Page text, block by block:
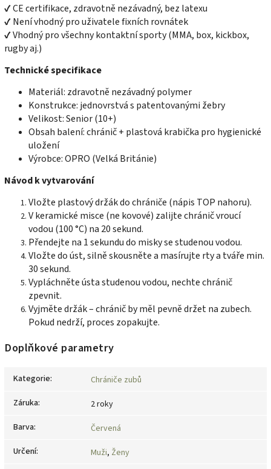
✔ CE certifikace, zdravotně nezávadný, bez latexu
✔ Není vhodný pro uživatele fixních rovnátek
✔ Vhodný pro všechny kontaktní sporty (MMA, box, kickbox,
rugby aj.)
Technické specifikace
Materiál: zdravotně nezávadný polymer
Konstrukce: jednovrstvá s patentovanými žebry
Velikost: Senior (10+)
Obsah balení: chránič + plastová krabička pro hygienické
uložení
Výrobce: OPRO (Velká Británie)
Návod k vytvarování
Vložte plastový držák do chrániče (nápis TOP nahoru).
V keramické misce (ne kovové) zalijte chránič vroucí
vodou (100 °C) na 20 sekund.
Přendejte na 1 sekundu do misky se studenou vodou.
Vložte do úst, silně skousněte a masírujte rty a tváře min.
30 sekund.
Vypláchněte ústa studenou vodou, nechte chránič
zpevnit.
Vyjměte držák – chránič by měl pevně držet na zubech.
Pokud nedrží, proces zopakujte.
Doplňkové parametry
Kategorie:
Chrániče zubů
Záruka:
2 roky
Barva:
Červená
Určení: Muži, Ženy